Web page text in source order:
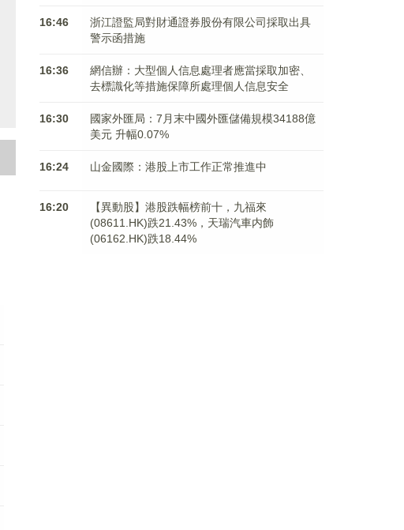
16:46
浙江證監局對財通證券股份有限公司採取出具
警示函措施
16:36
網信辦：大型個人信息處理者應當採取加密、
去標識化等措施保障所處理個人信息安全
16:30
國家外匯局：7月末中國外匯儲備規模34188億
美元 升幅0.07%
16:24 山金國際：港股上市工作正常推進中
16:20
【異動股】港股跌幅榜前十，九福來
(08611.HK)跌21.43%，天瑞汽車内飾
(06162.HK)跌18.44%